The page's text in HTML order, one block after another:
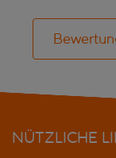
NÜTZLICHE